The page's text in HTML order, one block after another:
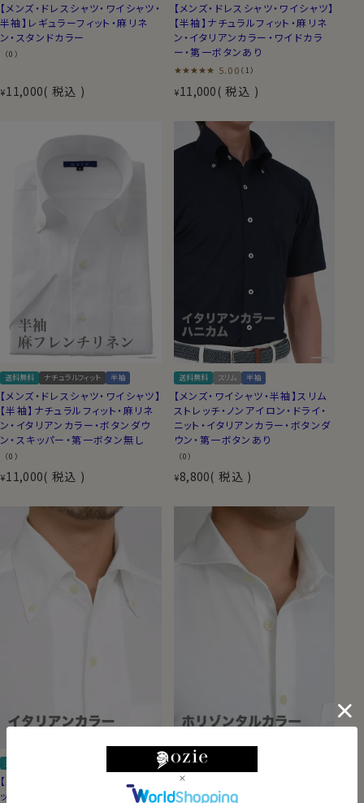
【メンズ・ドレスシャツ・ワイシャツ・
半袖】レギュラーフィット・麻リネ
ン・スタンドカラー
（0）
¥11,000 税込
【メンズ・ドレスシャツ・ワイシャツ】
【半袖】ナチュラルフィット・麻リネ
ン・イタリアンカラー・ワイドカラ
ー・第一ボタンあり
5.00 （1）
¥11,000 税込
送料無料 ナチュラルフィット 半袖
【メンズ・ドレスシャツ・ワイシャツ】
【半袖】ナチュラルフィット・麻リネ
ン・イタリアンカラー・ボタンダウ
ン・スキッパー・第一ボタン無し
（0）
¥11,000 税込
送料無料 スリム 半袖
【メンズ・ワイシャツ・半袖】スリム
ストレッチ・ノンアイロン・ドライ・
ニット・イタリアンカラー・ボタンダ
ウン・第一ボタンあり
（0）
¥8,800 税込
送料無料
【メンズ・ワイシャツ】スリムストレ
ッチ・ノンアイロン・ドライ・ニット・
送料無料
【メンズ・ワイシャツ】スリムストレ
ッチ・ノンアイロン・ドライ・ニット・